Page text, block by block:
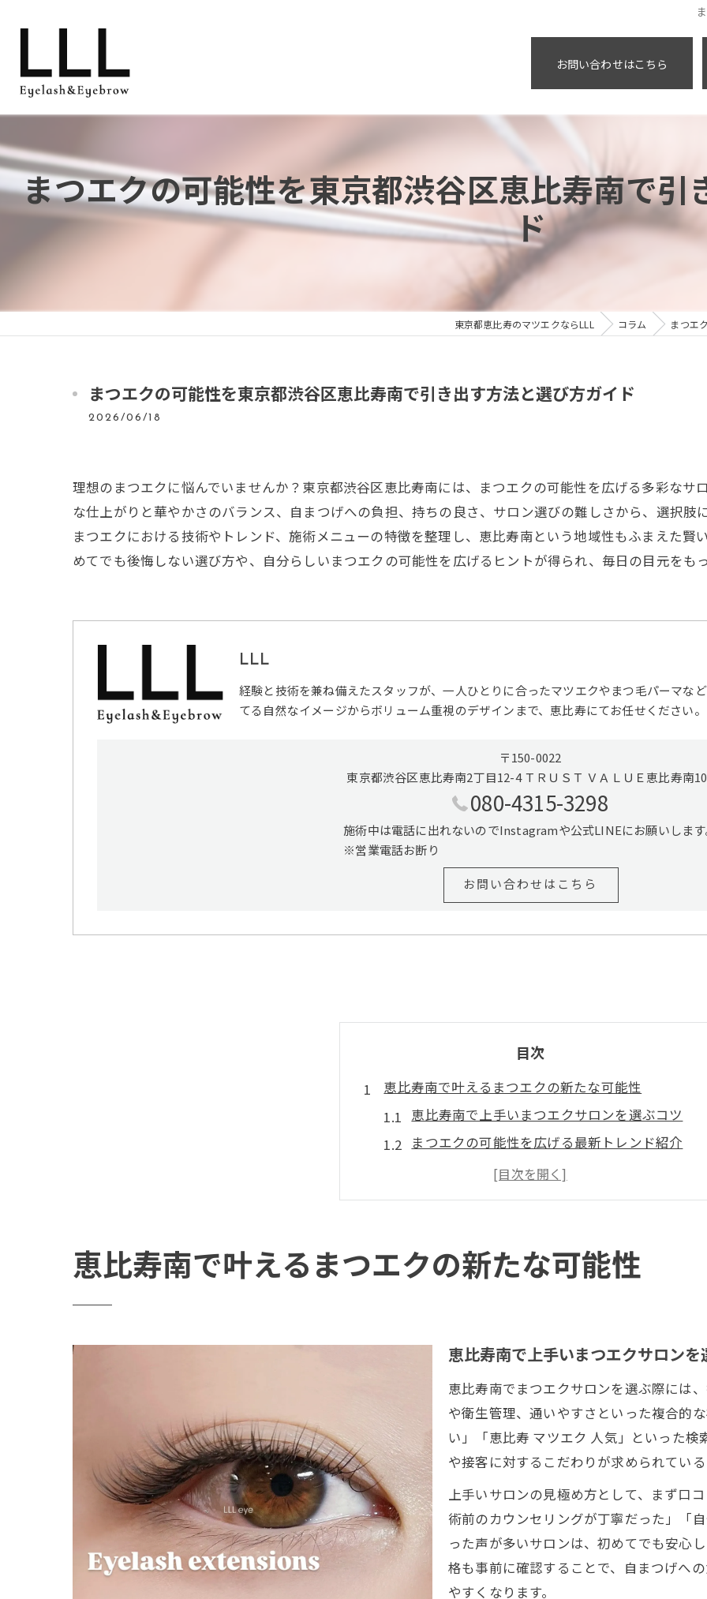
お問い合わせはこちら
まつエクの可能性を東京都渋谷区恵比寿南で引
ド
東京都恵比寿のマツエクならLLL コラム まつエ
まつエクの可能性を東京都渋谷区恵比寿南で引き出す方法と選び方ガイド
2026/06/18
理想のまつエクに悩んでいませんか？東京都渋谷区恵比寿南には、まつエクの可能性を広げる多彩なサ
な仕上がりと華やかさのバランス、自まつげへの負担、持ちの良さ、サロン選びの難しさから、選択
まつエクにおける技術やトレンド、施術メニューの特徴を整理し、恵比寿南という地域性もふまえた賢
めてでも後悔しない選び方や、自分らしいまつエクの可能性を広げるヒントが得られ、毎日の目元をも
LLL
経験と技術を兼ね備えたスタッフが、一人ひとりに合ったマツエクやまつ毛パーマな
てる自然なイメージからボリューム重視のデザインまで、恵比寿にてお任せください。
〒150-0022
東京都渋谷区恵比寿南2丁目12-4 ＴＲＵＳＴ ＶＡＬＵＥ恵比寿南
080-4315-3298
施術中は電話に出れないのでInstagramや公式LINEにお願いしま
※営業電話お断り
お問い合わせはこちら
目次
恵比寿南で叶えるまつエクの新たな可能性
恵比寿南で上手いまつエクサロンを選ぶコツ
まつエクの可能性を広げる最新トレンド紹介
人気サロンが提案するまつエクの魅力と特徴
まつエクで理想の目元を実現するための考え方
一番持ちが良いまつエクを選ぶ視点とは
持ちが良いまつエクの選び方と施術の違い
人気のまつエクはどのくらい持つのか解説
リペア周期に合わせたまつエク活用のポイント
自然な仕上がり重視なら注目すべきポイント
自然なまつエクに仕上げる本数と種類の選び方
まつエクでナチュラルな目元を作る工夫とは
自分に似合うまつエクを見つけるコツを解説
まつエクで自然さを保つための注意点と対策
恵比寿南で自然派まつエクを叶える方法
本数選びで迷うなら知りたいまつエクの違い
恵比寿南で叶えるまつエクの新たな可能性
恵比寿南で上手いまつエクサロンを
恵比寿南でまつエクサロンを選ぶ際には
や衛生管理、通いやすさといった複合的
い」「恵比寿 マツエク 人気」といった
や接客に対するこだわりが求められてい
上手いサロンの見極め方として、まず口
術前のカウンセリングが丁寧だった」「
った声が多いサロンは、初めてでも安心
格も事前に確認することで、自まつげへ
やすくなります。